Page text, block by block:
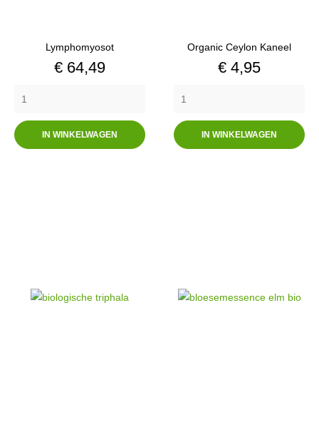
Lymphomyosot
Prijs
€ 64,49
IN WINKELWAGEN
Organic Ceylon Kaneel
Prijs
€ 4,95
IN WINKELWAGEN